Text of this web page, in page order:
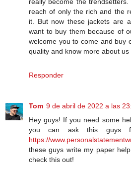
reach of only the rich and the
it. But now these jackets are
want to buy them because of
welcome you to come and buy
quality and know more about
Responder
Tom 9 de abril de 2022 a las
Hey guys! If you need some
you can ask this guys
https://
these guys write my paper
check this out!